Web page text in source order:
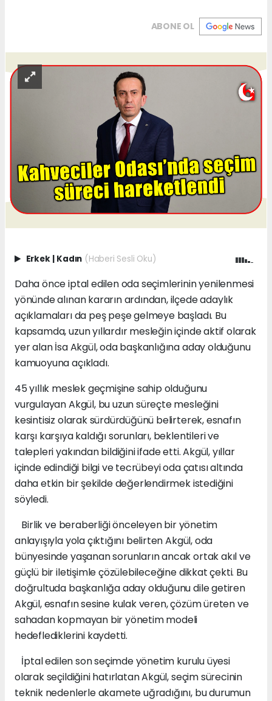
ABONE OL
Erkek | Kadın (Haberi Sesli Oku)
Daha önce iptal edilen oda seçimlerinin yenilenmesi
yönünde alınan kararın ardından, ilçede adaylık
açıklamaları da peş peşe gelmeye başladı. Bu
kapsamda, uzun yıllardır mesleğin içinde aktif olarak
yer alan İsa Akgül, oda başkanlığına aday olduğunu
kamuoyuna açıkladı.
45 yıllık meslek geçmişine sahip olduğunu
vurgulayan Akgül, bu uzun süreçte mesleğini
kesintisiz olarak sürdürdüğünü belirterek, esnafın
karşı karşıya kaldığı sorunları, beklentileri ve
talepleri yakından bildiğini ifade etti. Akgül, yıllar
içinde edindiği bilgi ve tecrübeyi oda çatısı altında
daha etkin bir şekilde değerlendirmek istediğini
söyledi.
Birlik ve beraberliği önceleyen bir yönetim
anlayışıyla yola çıktığını belirten Akgül, oda
bünyesinde yaşanan sorunların ancak ortak akıl ve
güçlü bir iletişimle çözülebileceğine dikkat çekti. Bu
doğrultuda başkanlığa aday olduğunu dile getiren
Akgül, esnafın sesine kulak veren, çözüm üreten ve
sahadan kopmayan bir yönetim modeli
hedeflediklerini kaydetti.
İptal edilen son seçimde yönetim kurulu üyesi
olarak seçildiğini hatırlatan Akgül, seçim sürecinin
teknik nedenlerle akamete uğradığını, bu durumun